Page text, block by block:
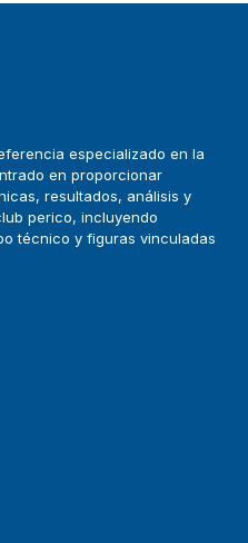
especializado en la
en proporcionar
resultados, análisis y
perico, incluyendo
técnico y figuras vinculadas